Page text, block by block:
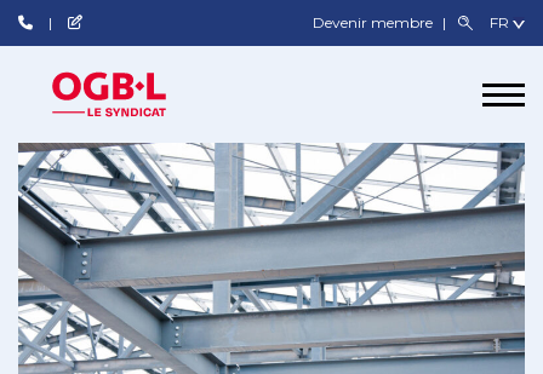
Devenir membre